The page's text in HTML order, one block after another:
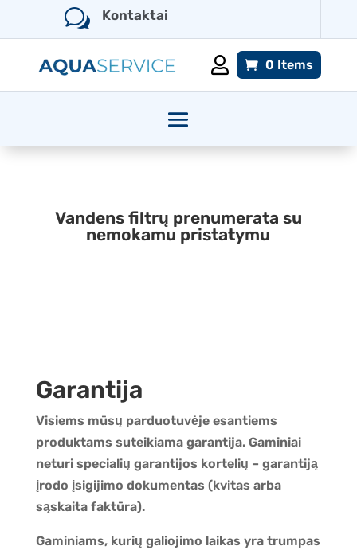
w Kontaktai
 0 Items
Vandens filtrų prenumerata su
nemokamu pristatymu
Garantija
Visiems mūsų parduotuvėje esantiems
produktams suteikiama garantija. Gaminiai
neturi specialių garantijos kortelių – garantiją
įrodo įsigijimo dokumentas (kvitas arba
sąskaita faktūra).
Gaminiams, kurių galiojimo laikas yra trumpas